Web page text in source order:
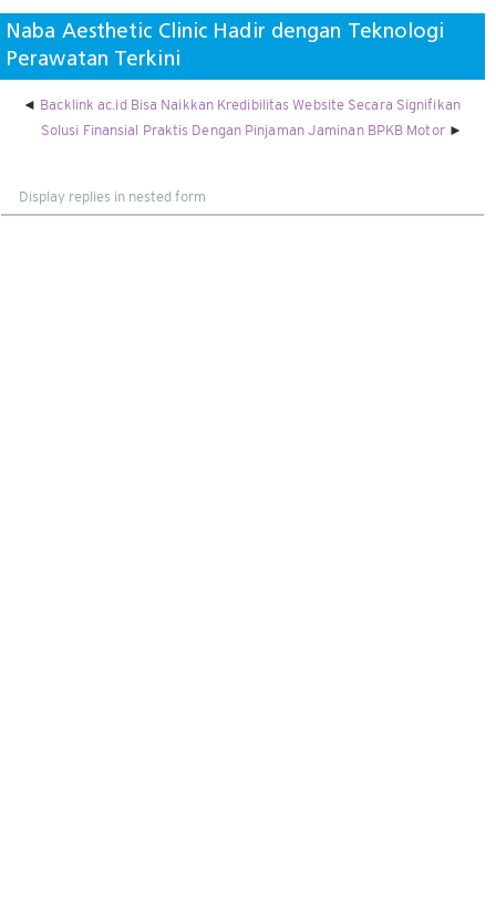
Naba Aesthetic Clinic Hadir dengan Teknologi
Perawatan Terkini
Backlink ac.id Bisa Naikkan Kredibilitas Website Secara Signifikan
Solusi Finansial Praktis Dengan Pinjaman Jaminan BPKB Motor
mode